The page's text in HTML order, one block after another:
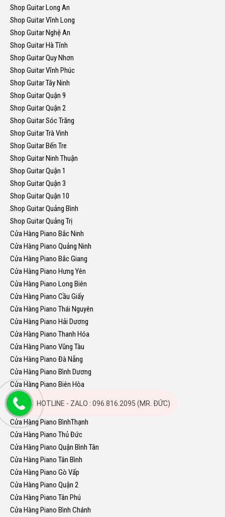
Shop Guitar Long An
Shop Guitar Vĩnh Long
Shop Guitar Nghệ An
Shop Guitar Hà Tĩnh
Shop Guitar Quy Nhơn
Shop Guitar Vĩnh Phúc
Shop Guitar Tây Ninh
Shop Guitar Quận 9
Shop Guitar Quận 2
Shop Guitar Sóc Trăng
Shop Guitar Trà Vinh
Shop Guitar Bến Tre
Shop Guitar Ninh Thuận
Shop Guitar Quận 1
Shop Guitar Quận 3
Shop Guitar Quận 10
Shop Guitar Quảng Bình
Shop Guitar Quảng Trị
Cửa Hàng Piano Bắc Ninh
Cửa Hàng Piano Quảng Ninh
Cửa Hàng Piano Bắc Giang
Cửa Hàng Piano Hưng Yên
Cửa Hàng Piano Long Biên
Cửa Hàng Piano Cầu Giấy
Cửa Hàng Piano Thái Nguyên
Cửa Hàng Piano Hải Dương
Cửa Hàng Piano Thanh Hóa
Cửa Hàng Piano Vũng Tàu
Cửa Hàng Piano Đà Nẵng
Cửa Hàng Piano Bình Dương
Cửa Hàng Piano Biên Hòa
Cửa Hàng Piano Hải Phòng
Cửa Hàng Piano Quận 7
Cửa Hàng Piano BìnhThạnh
Cửa Hàng Piano Thủ Đức
Cửa Hàng Piano Quận Bình Tân
Cửa Hàng Piano Tân Bình
Cửa Hàng Piano Gò Vấp
Cửa Hàng Piano Quận 2
Cửa Hàng Piano Tân Phú
Cửa Hàng Piano Bình Chánh
HOTLINE - ZALO : 096.816.2095 (MR. ĐỨC)